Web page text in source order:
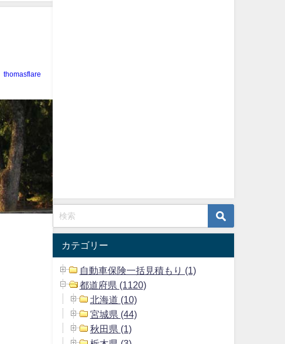
thomasflare
カテゴリー
自動車保険一括見積もり (1)
都道府県 (1120)
北海道 (10)
宮城県 (44)
秋田県 (1)